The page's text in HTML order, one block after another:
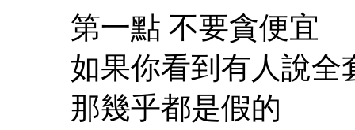
第一點 不要貪便宜
如果你看到有人說全
那幾乎都是假的